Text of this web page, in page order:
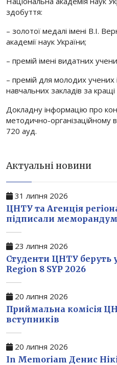
здобуття:
– золотої медалі імені В.І.
академії наук України;
– премій імені видатних
– премій для молодих учених
навчальних закладів за
Докладну інформацію про
методично-організаційному
720 ауд.
Актуальні новини
31 липня 2026
ЦНТУ та Агенція
підписали меморандум
23 липня 2026
Студенти ЦНТУ беруть
Region 8 SYP 2026
20 липня 2026
Приймальна комісія
вступників
20 липня 2026
In Memoriam Денис